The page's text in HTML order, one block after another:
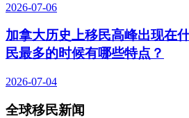
2026-07-06
加拿大历史上移民高峰出现在
民最多的时候有哪些特点？
2026-07-04
全球移民新闻